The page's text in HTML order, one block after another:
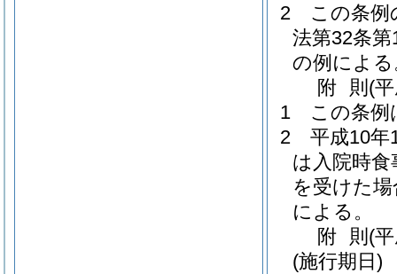
2
この条例
法第32条
の例による
附 則 (
1
この条例
2
平成10年
は入院時
を受けた
による。
附 則 (
(施行期日)